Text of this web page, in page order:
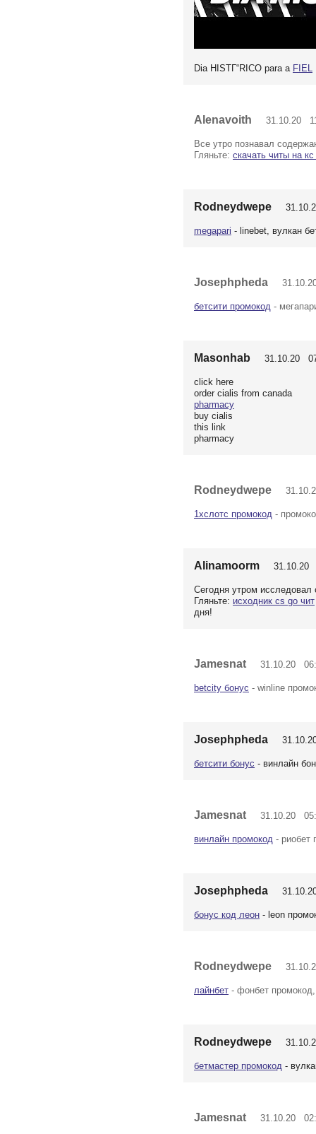
Dia HISTГ“RICO para a FIEL
Alenavoith 31.10.20
Все утро познавал
Гляньте: скачать читы на
Rodneydwepe
megapari - linebet, вулкан
Josephpheda
бетсити промокод -
Masonhab 31.10.20
click here
order cialis from canada
pharmacy
buy cialis
this link
pharmacy
Rodneydwepe
1хслотс промокод -
Alinamoorm 31.10.20
Сегодня утром исследовал
Гляньте: исходник cs go чит
дня!
Jamesnat 31.10.20
betcity бонус - winline
Josephpheda
бетсити бонус - винлайн
Jamesnat 31.10.20
винлайн промокод - риобет
Josephpheda
бонус код леон - leon
Rodneydwepe
лайнбет - фонбет
Rodneydwepe
бетмастер промокод -
Jamesnat 31.10.20